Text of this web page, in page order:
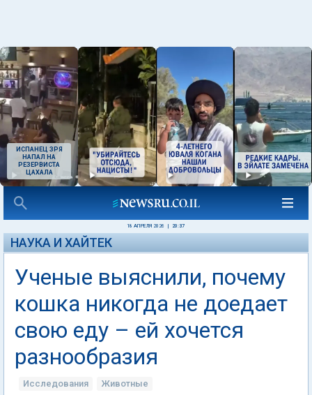
ИСПАНЕЦ ЗРЯ
НАПАЛ НА
РЕЗЕРВИСТА
ЦАХАЛА
18 АПРЕЛЯ 2026 20:37
НАУКА И ХАЙТЕК
Ученые выяснили, почему
кошка никогда не доедает
свою еду – ей хочется
разнообразия
Исследования Животные